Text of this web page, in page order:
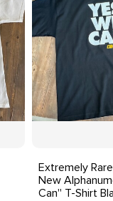
Extremely
New
Can'' T-Shirt